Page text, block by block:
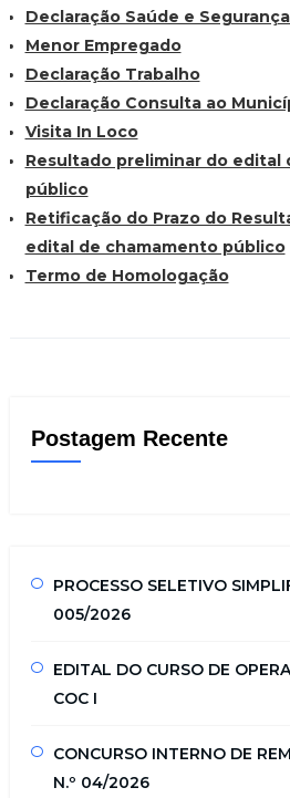
Declaração Saúde e
Menor Empregado
Declaração Trabalho
Declaração Consulta ao
Visita In Loco
Resultado preliminar do edital
público
Retificação do Prazo do
edital de chamamento público
Termo de Homologação
Postagem Recente
PROCESSO SELETIVO
005/2026
EDITAL DO CURSO DE
COC I
CONCURSO INTERNO DE
N.º 04/2026